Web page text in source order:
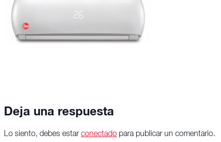
Deja una respuesta
Lo siento, debes estar conectado para publicar un comentario.